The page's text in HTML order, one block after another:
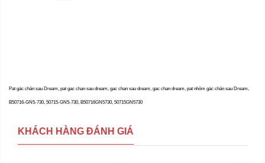
Pat gác chân sau Dream, pat gac chan sau dream, gac chan sau dream, gac chan dream, pat nhôm gác chân sau Dream,
B50716-GN5-730, 50715-GN5-730, B50716GN5730, 50715GN5730
KHÁCH HÀNG ĐÁNH GIÁ